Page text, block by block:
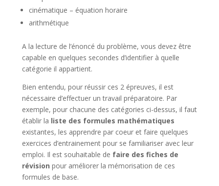
cinématique – équation horaire
arithmétique
A la lecture de l’énoncé du problème, vous devez être
capable en quelques secondes d’identifier à quelle
catégorie il appartient.
Bien entendu, pour réussir ces 2 épreuves, il est
nécessaire d’effectuer un travail préparatoire. Par
exemple, pour chacune des catégories ci-dessus, il faut
établir la liste des formules mathématiques
existantes, les apprendre par coeur et faire quelques
exercices d’entrainement pour se familiariser avec leur
emploi. Il est souhaitable de faire des fiches de
révision pour améliorer la mémorisation de ces
formules de base.